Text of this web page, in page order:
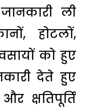
ली
होटलों,
को हुए
देते हुए
क्षतिपूर्ति